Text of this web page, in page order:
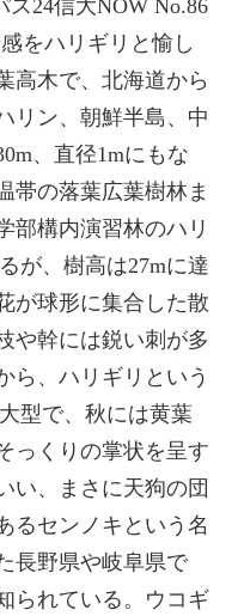
ス24信大NOW No.86
をハリギリと愉し
高木で、北海道から
リン、朝鮮半島、中
、直径1mにもな
帯の落葉広葉樹林ま
部構内演習林のハリ
が、樹高は27mに達
が球形に集合した散
や幹には鋭い刺が多
ら、ハリギリという
型で、秋には黄葉
っくりの掌状を呈す
い、まさに天狗の団
るセンノキという名
長野県や岐阜県で
られている。ウコギ